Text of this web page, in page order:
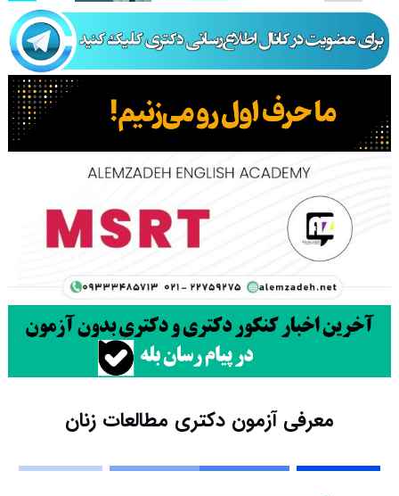
معرفی آزمون دکتری مطالعات زنان